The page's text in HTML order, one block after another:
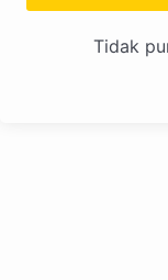
Tidak